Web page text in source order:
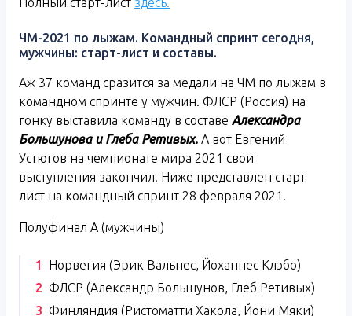
ЧМ-2021 по лыжам. Командный спринт сегодня,
мужчины: старт-лист и составы.
Аж 37 команд сразится за медали на ЧМ по лыжам в
командном спринте у мужчин. ФЛСР (Россия) на
гонку выставила команду в составе Александра
Большунова и Глеба Ретивых. А вот Евгений
Устюгов на чемпионате мира 2021 свои
выступления закончил. Ниже представлен старт
лист на командный спринт 28 февраля 2021.
Полуфинал A (мужчины)
Норвегия (Эрик Вальнес, Йоханнес Клэбо)
ФЛСР (Александр Большунов, Глеб Ретивых)
Финляндия (Ристоматти Хакола, Йони Мяки)